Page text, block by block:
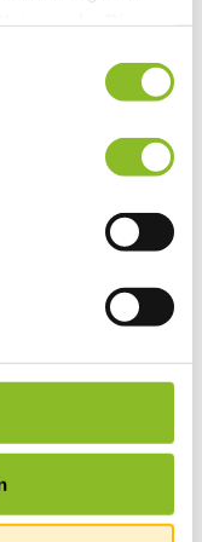
Walsertal,
MINT-